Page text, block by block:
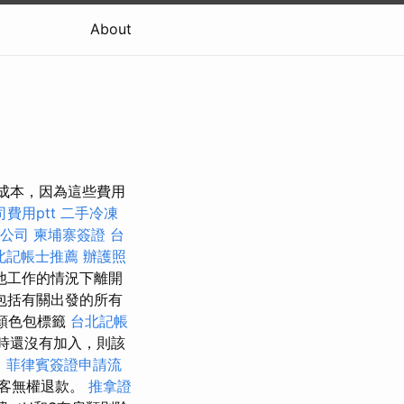
About
本，因為這些費用
費用ptt 二手冷凍
司 柬埔寨簽證 台
記帳士推薦 辦護照
作的情況下離開
括有關出發的所有
色包標籤 台北記帳
還沒有加入，則該
菲律賓簽證申請流
無權退款。 推拿證